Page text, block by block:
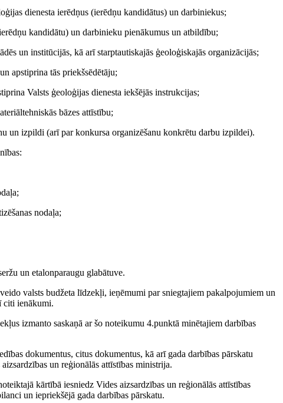
dienesta ierēdņus (ierēdņu kandidātus) un darbiniekus;
kandidātu) un darbinieku pienākumus un atbildību;
un institūcijās, kā arī starptautiskajās ģeoloģiskajās organizācijās;
apstiprina tās priekšsēdētāju;
Valsts ģeoloģijas dienesta iekšējās instrukcijas;
bāzes attīstību;
un izpildi (arī par konkursa organizēšanu konkrētu darbu izpildei).
nodaļa;
un etalonparaugu glabātuve.
valsts budžeta līdzekļi, ieņēmumi par sniegtajiem pakalpojumiem un
citi ienākumi.
izmanto saskaņā ar šo noteikumu 4.punktā minētajiem darbības
dokumentus, citus dokumentus, kā arī gada darbības pārskatu
un reģionālās attīstības ministrija.
kārtībā iesniedz Vides aizsardzības un reģionālās attīstības
un iepriekšējā gada darbības pārskatu.